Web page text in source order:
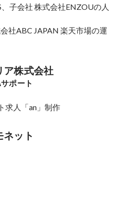
、子会社 株式会社ENZOUの人
社ABC JAPAN 楽天市場の運
ア株式会社
ポート
求人「an」制作
ット